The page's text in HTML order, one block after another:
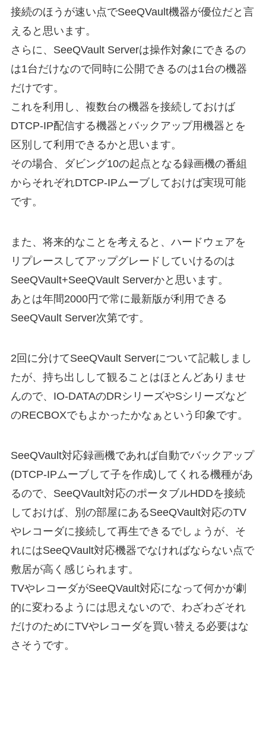
接続のほうが速い点でSeeQVault機器が優位だと言
えると思います。
さらに、SeeQVault Serverは操作対象にできるの
は1台だけなので同時に公開できるのは1台の機器
だけです。
これを利用し、複数台の機器を接続しておけば
DTCP-IP配信する機器とバックアップ用機器とを
区別して利用できるかと思います。
その場合、ダビング10の起点となる録画機の番組
からそれぞれDTCP-IPムーブしておけば実現可能
です。
また、将来的なことを考えると、ハードウェアを
リプレースしてアップグレードしていけるのは
SeeQVault+SeeQVault Serverかと思います。
あとは年間2000円で常に最新版が利用できる
SeeQVault Server次第です。
2回に分けてSeeQVault Serverについて記載しまし
たが、持ち出しして観ることはほとんどありませ
んので、IO-DATAのDRシリーズやSシリーズなど
のRECBOXでもよかったかなぁという印象です。
SeeQVault対応録画機であれば自動でバックアップ
(DTCP-IPムーブして子を作成)してくれる機種があ
るので、SeeQVault対応のポータブルHDDを接続
しておけば、別の部屋にあるSeeQVault対応のTV
やレコーダに接続して再生できるでしょうが、そ
れにはSeeQVault対応機器でなければならない点で
敷居が高く感じられます。
TVやレコーダがSeeQVault対応になって何かが劇
的に変わるようには思えないので、わざわざそれ
だけのためにTVやレコーダを買い替える必要はな
さそうです。